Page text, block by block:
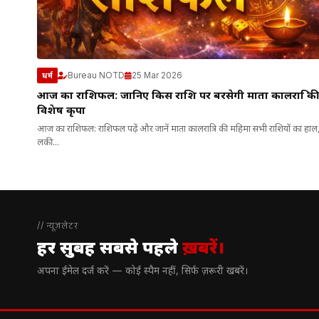
धर्म Bureau NOTD 25 Mar 2026
आज का राशिफल: जानिए किस राशि पर बरसेगी माता कालरात्रि की
विशेष कृपा
आज का राशिफल: राशिफल पढ़ें और जानें माता कालरात्रि की महिमा सभी राशियों का हाल,
लकी...
// न्यूज़लेटर
हर सुबह सबसे पहलेख़बरें।
अपना ईमेल दर्ज करें — कोई स्पैम नहीं, सिर्फ ज़रूरी खबरें।